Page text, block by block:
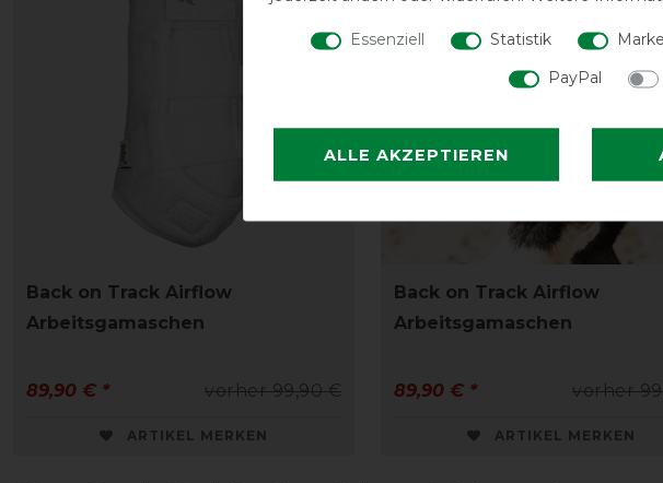
Back on Track Airflow
Arbeitsgamaschen
vorher 99,90 €
89,90 € *
ARTIKEL MERKEN
Back on Track Airflow
Arbeitsgamaschen
vorher
89,90 € *
ARTIKEL MERKEN
Essenziell Statistik
PayPal
ALLE AKZEPTIEREN